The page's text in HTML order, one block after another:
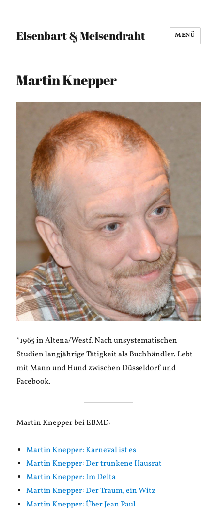
Eisenbart & Meisendraht MENÜ
Martin Knepper
*1965 in Altena/Westf. Nach unsystematischen
Studien langjährige Tätigkeit als Buchhändler. Lebt
mit Mann und Hund zwischen Düsseldorf und
Facebook.
Martin Knepper bei EBMD:
Martin Knepper: Karneval ist es
Martin Knepper: Der trunkene Hausrat
Martin Knepper: Im Delta
Martin Knepper: Der Traum, ein Witz
Martin Knepper: Über Jean Paul